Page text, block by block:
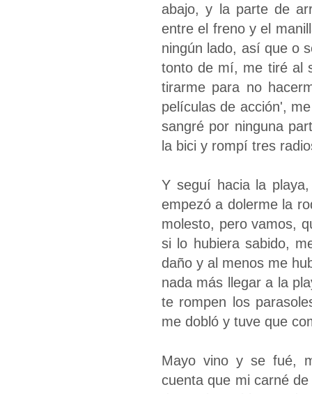
abajo, y la parte de
entre el freno y el
ningún lado, así que o
tonto de mí, me tiré al
tirarme para no
películas de acción',
sangré por ninguna
la bici y rompí tres
Y seguí hacia la
empezó a dolerme la
molesto, pero vamos,
si lo hubiera sabido,
daño y al menos me
nada más llegar a la
te rompen los
me dobló y tuve que
Mayo vino y se fué,
cuenta que mi carné